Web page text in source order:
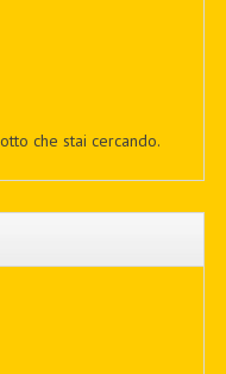
che stai cercando.